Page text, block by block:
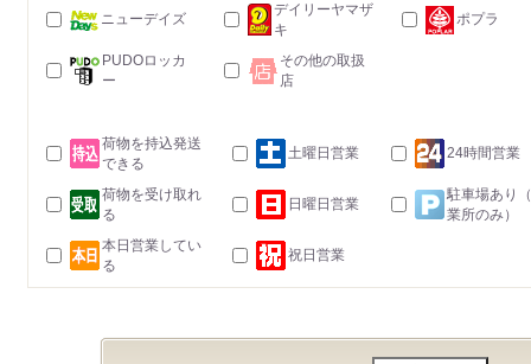
ニューデイズ
デイリーヤマザ
キ
ポプラ
PUDOロッカ
ー
その他の取扱
店
荷物を持込発送
できる
土曜日営業 24時間営業
荷物を受け取れ
る
日曜日営業
駐車場あり
業所のみ）
本日営業してい
る
祝日営業